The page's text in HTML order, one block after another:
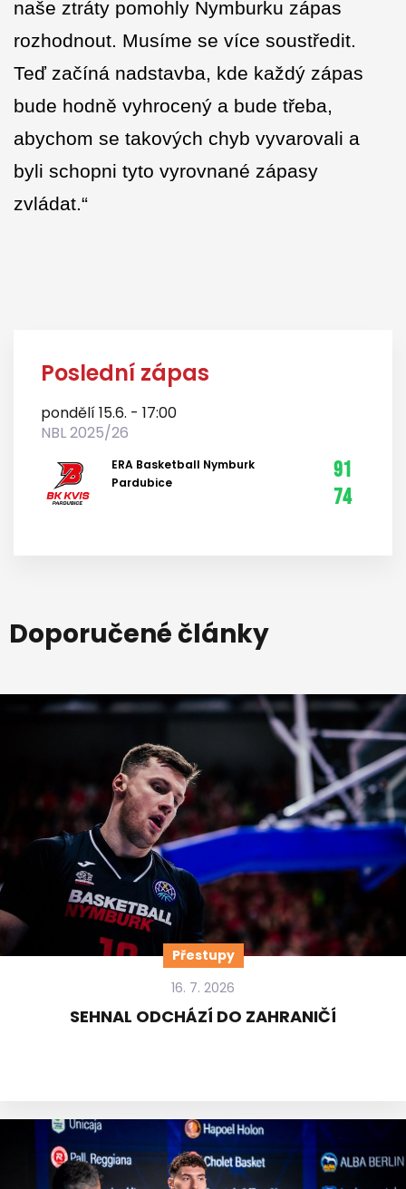
naše ztráty pomohly Nymburku zápas
rozhodnout. Musíme se více soustředit.
Teď začíná nadstavba, kde každý zápas
bude hodně vyhrocený a bude třeba,
abychom se takových chyb vyvarovali a
byli schopni tyto vyrovnané zápasy
zvládat.“
Poslední zápas
pondělí 15.6. - 17:00
NBL 2025/26
ERA Basketball Nymburk
Pardubice
91
74
Doporučené články
Přestupy
16. 7. 2026
SEHNAL ODCHÁZÍ DO ZAHRANIČÍ